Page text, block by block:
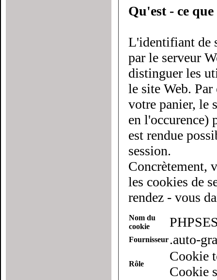
Qu'est - ce
L'identifiant de
par le serveur Web à chaque utilisateur du site.
distinguer les
le site Web.
votre panier, le serveur doit savoir
en l'occurence)
est rendue
session.
Concrètement,
les cookies de
rendez - vous
Nom du
cookie
Fournisseur.auto-
Rôle
Cookie
Cookie